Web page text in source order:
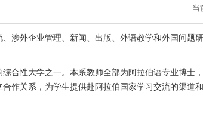
当
涉外企业管理、新闻、出版、外语教学和外国问题
合性大学之一。本系教师全部为阿拉伯语专业博士
作关系，为学生提供赴阿拉伯国家学习交流的渠道和